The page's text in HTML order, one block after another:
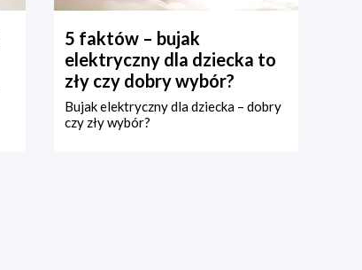
5 faktów – bujak
elektryczny dla dziecka to
zły czy dobry wybór?
Bujak elektryczny dla dziecka – dobry
czy zły wybór?